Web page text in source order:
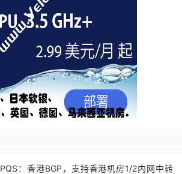
PQS：香港BGP，支持香港机房1/2内网中转